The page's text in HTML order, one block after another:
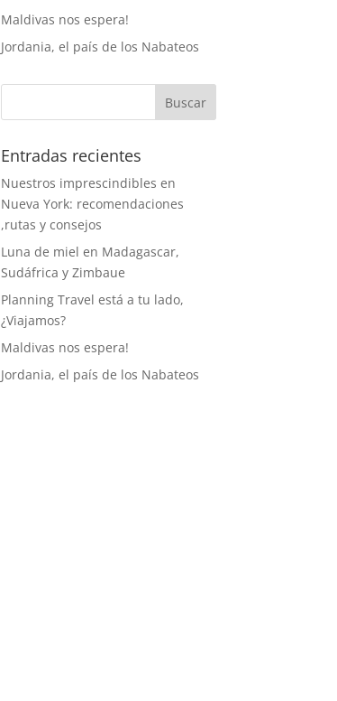
Maldivas nos espera!
Jordania, el país de los Nabateos
Entradas recientes
Nuestros imprescindibles en
Nueva York: recomendaciones
,rutas y consejos
Luna de miel en Madagascar,
Sudáfrica y Zimbaue
Planning Travel está a tu lado,
¿Viajamos?
Maldivas nos espera!
Jordania, el país de los Nabateos